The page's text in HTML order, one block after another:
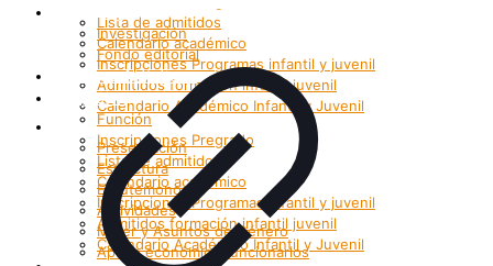
Lista de admitidos
Calendario académico
Inscripciones Programas infantil y juvenil
Admitidos formación infantil juvenil
Calendario Académico Infantil y Juvenil
Bienestar
Presentación
Estructura
Enrutemonos
Actividades
Mujer y Asuntos de Género
Apoyo económico funcionarios
Investigación
Investigación
Fondo editorial
Grupos Artísticos
Registro
Función
Inscripciones Pregrado
Lista de admitidos
Calendario académico
Inscripciones Programas infantil y juvenil
Admitidos formación infantil juvenil
Calendario Académico Infantil y Juvenil